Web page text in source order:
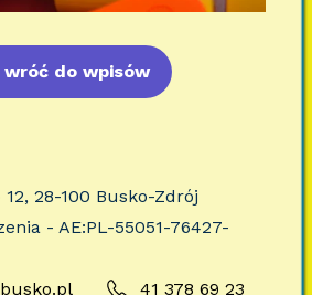
wróć do wpisów
12, 28-100 Busko-Zdrój
- AE:PL-55051-76427-
41 378 69 23